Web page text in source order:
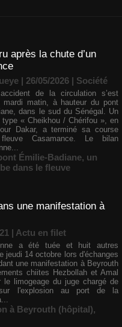
après la chute d’un
| 26/05/2026 | Société
de la circulation s’est
mardi matin, à hauteur du pont
dans le sud du Sénégal. Un
type « Cheikhou / Chérifou », en
Dakar, a terminé sa course
Casamance. Le bilan
Émilie-Badiane, un
dans le fleuve
une manifestation à
| Actu en filet
a été tuée et huit autres
jeudi 14 octobre lors d'échanges
une manifestation à Beyrouth
chiites Hezbollah et Amal
le limogeage du juge chargé de
sur l'explosion au port de la
à Beyrouth (hôpital),